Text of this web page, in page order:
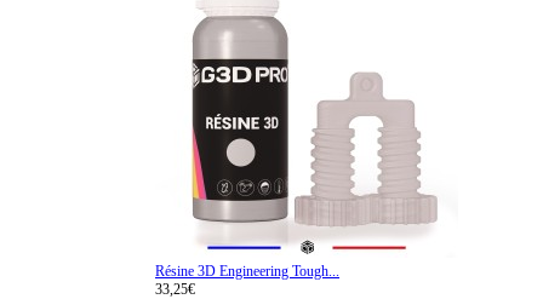
Résine 3D Engineering Tough...
33,25€